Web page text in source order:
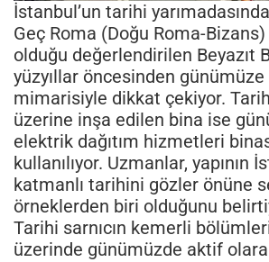
İstanbul’un tarihi
Geç Roma (Doğu Roma-
olduğu değerlendirilen Beyazıt
yüzyıllar öncesinden
mimarisiyle dikkat çekiyor.
üzerine inşa edilen bina ise
elektrik dağıtım hizmetleri
kullanılıyor. Uzmanlar, yapının
katmanlı tarihini gözler önüne
örneklerden biri olduğunu
Tarihi sarnıcın kemerli
üzerinde günümüzde aktif